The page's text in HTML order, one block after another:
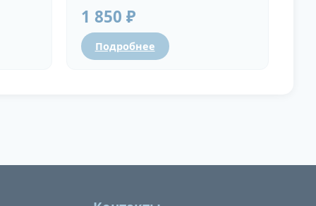
1 850 ₽
Подробнее